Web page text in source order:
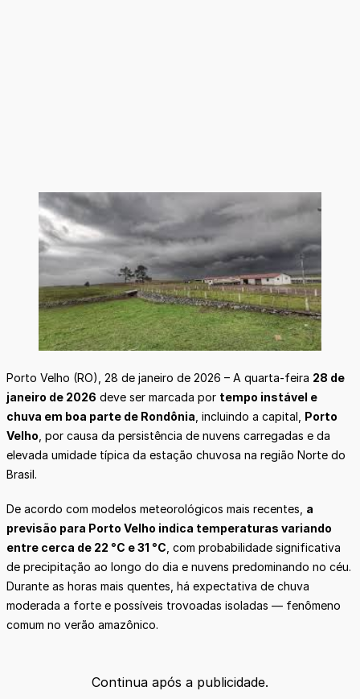
Porto Velho (RO), 28 de janeiro de 2026 – A quarta-feira 28 de
janeiro de 2026 deve ser marcada por tempo instável e
chuva em boa parte de Rondônia , incluindo a capital, Porto
Velho , por causa da persistência de nuvens carregadas e da
elevada umidade típica da estação chuvosa na região Norte do
Brasil.
De acordo com modelos meteorológicos mais recentes, a
previsão para Porto Velho indica temperaturas variando
entre cerca de 22 °C e 31 °C , com probabilidade significativa
de precipitação ao longo do dia e nuvens predominando no céu.
Durante as horas mais quentes, há expectativa de chuva
moderada a forte e possíveis trovoadas isoladas — fenômeno
comum no verão amazônico.
Continua após a publicidade.